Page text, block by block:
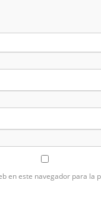
en este navegador para la